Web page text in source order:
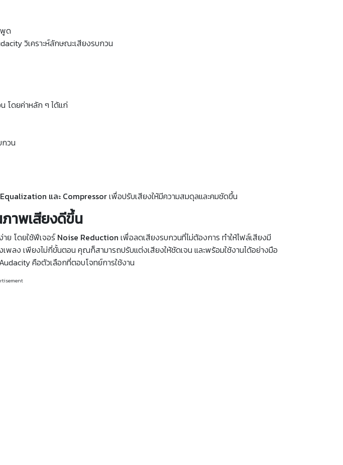
ด
วิเคราะห์ลักษณะเสียงรบกวน
โดยค่าหลัก ๆ ได้แก่
กวน
Equalization และ Compressorเพื่อปรับเสียงให้มีความสมดุลและคมชัดขึ้น
าพเสียงดีขึ้น
ย โดยใช้ฟีเจอร์Noise Reduction เพื่อลดเสียงรบกวนที่ไม่ต้องการ ทำให้ไฟล์เสียงมี
พลง เพียงไม่กี่ขั้นตอน คุณก็สามารถปรับแต่งเสียงให้ชัดเจน และพร้อมใช้งานได้อย่างมือ
คือตัวเลือกที่ตอบโจทย์การใช้งาน